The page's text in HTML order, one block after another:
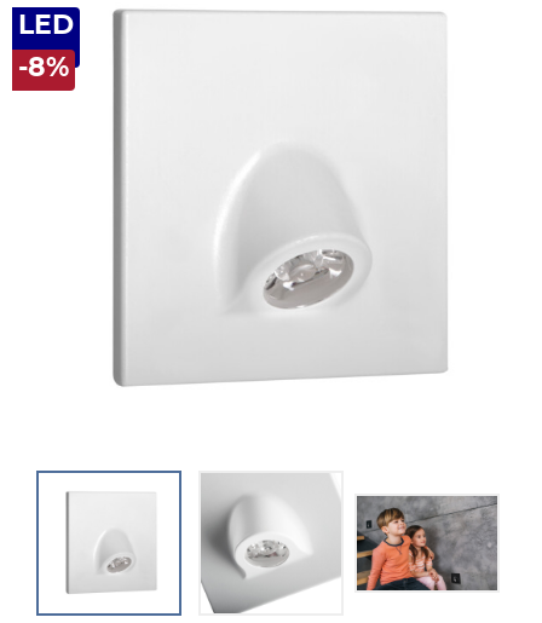
LED
-8%